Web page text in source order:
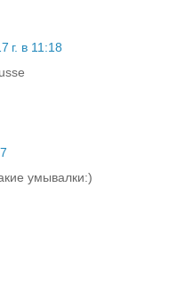
г. в 11:18
умывалки:)